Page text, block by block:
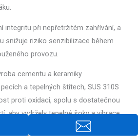
integritu při nepřetržitém zahřívání, a
snižuje riziko senzibilizace během
provozu.
cementu a keramiky
a tepelných štítech, SUS 310S
proti oxidaci, spolu s dostatečnou
aby vydržely tepelné šoky a vibrace.
odpadu